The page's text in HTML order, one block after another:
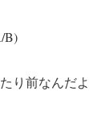
B)
り前なんだよ